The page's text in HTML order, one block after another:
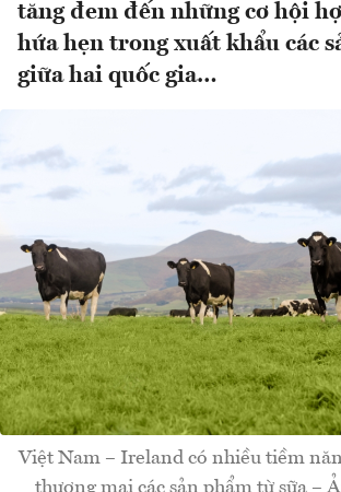
tăng đem đến những cơ hội
hứa hẹn trong xuất khẩu các
giữa hai quốc gia…
Việt Nam – Ireland có nhiều tiềm